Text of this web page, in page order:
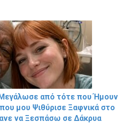
από τότε που Ήμουν
μου Ψιθύρισε Ξαφνικά στο
να Ξεσπάσω σε Δάκρυα